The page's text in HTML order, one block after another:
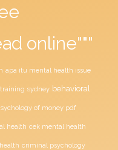
online"""
apa itu mental health issue
sydney behavioral
of money pdf
health cek mental health
criminal psychology